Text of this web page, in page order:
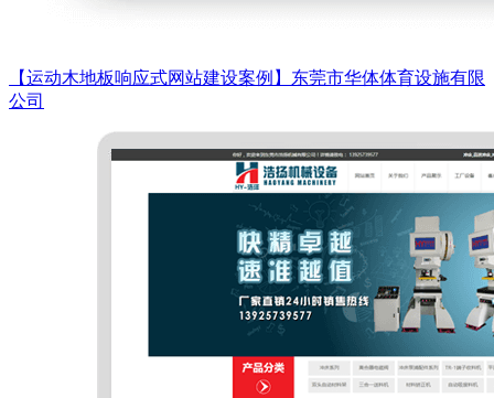
【运动木地板响应式网站建设案例】东莞市华体体育设施有限
公司